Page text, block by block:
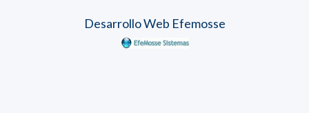
Desarrollo Web Efemosse